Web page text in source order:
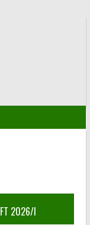
2026/I